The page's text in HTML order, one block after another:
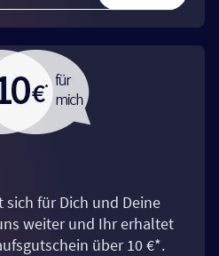
für Dich und Deine
weiter und Ihr erhaltet
über 10 €*.